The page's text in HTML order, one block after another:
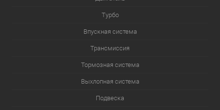
Турбо
Впускная система
Трансмиссия
Тормозная система
Выхлопная система
Подвеска